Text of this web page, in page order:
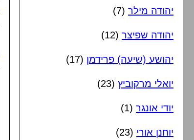
יהודה מילר (7)
יהודה שפיצר (12)
יהושע (שיעה) פרידמן (17)
יואלי מרקוביץ (23)
יודי אונגר (1)
יוחנן אורי (23)